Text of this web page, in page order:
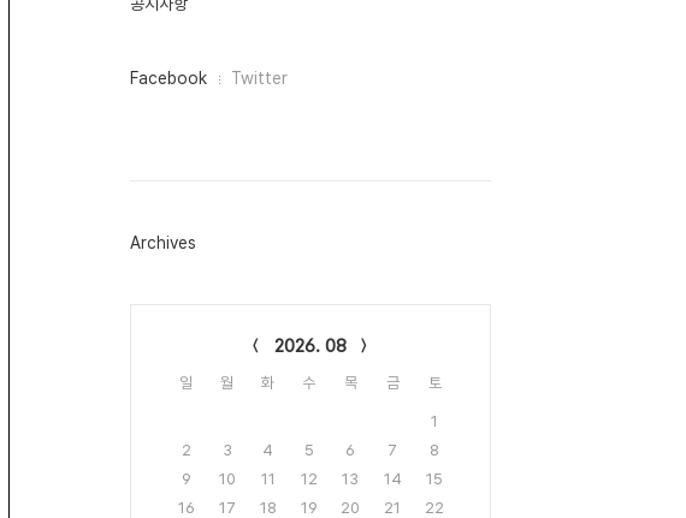
페
그
Facebook Twitter
Archives
2026. 08
일 월 화 수 목 금 토
1
2
3 4 5 6 7
8
9
10 11 12 13 14
15
16
17 18 19 20 21
22